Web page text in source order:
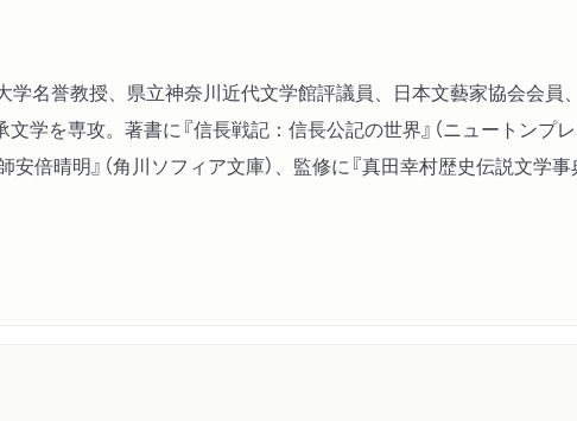
学名誉教授、県立神奈川近代文学館評議員、日本文藝家協会会
学を専攻。著書に『信長戦記：信長公記の世界』（ニュートンプレ
安倍晴明』（角川ソフィア文庫）、監修に『真田幸村歴史伝説文学